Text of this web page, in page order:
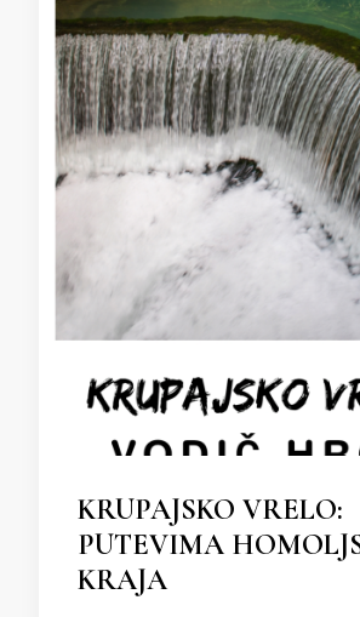
KRUPAJSKO VRELO:
PUTEVIMA
KRAJA